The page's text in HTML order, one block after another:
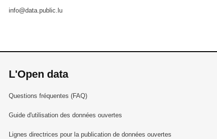
info@data.public.lu
L'Open data
Questions fréquentes (FAQ)
Guide d'utilisation des données ouvertes
Lignes directrices pour la publication de données ouvertes